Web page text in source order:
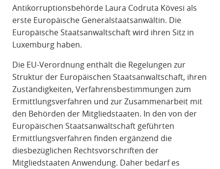
Antikorruptionsbehörde Laura Codruta Kövesi als
erste Europäische Generalstaatsanwältin. Die
Europäische Staatsanwaltschaft wird ihren Sitz in
Luxemburg haben.
Die EU-Verordnung enthält die Regelungen zur
Struktur der Europäischen Staatsanwaltschaft, ihren
Zuständigkeiten, Verfahrensbestimmungen zum
Ermittlungsverfahren und zur Zusammenarbeit mit
den Behörden der Mitgliedstaaten. In den von der
Europäischen Staatsanwaltschaft geführten
Ermittlungsverfahren finden ergänzend die
diesbezüglichen Rechtsvorschriften der
Mitgliedstaaten Anwendung. Daher bedarf es